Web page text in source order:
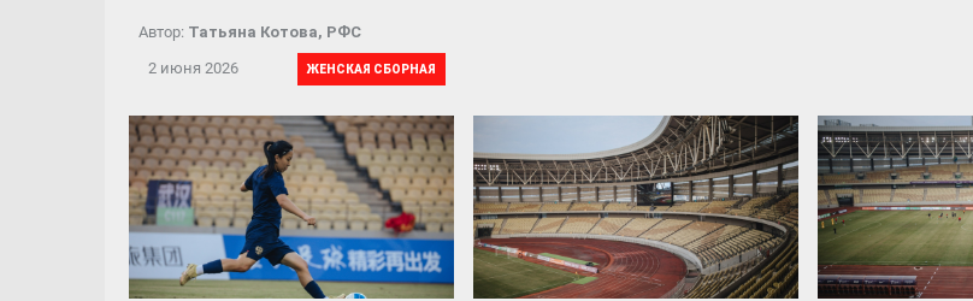
Автор: Татьяна Котова, РФС
2 июня 2026
ЖЕНСКАЯ СБОРНАЯ